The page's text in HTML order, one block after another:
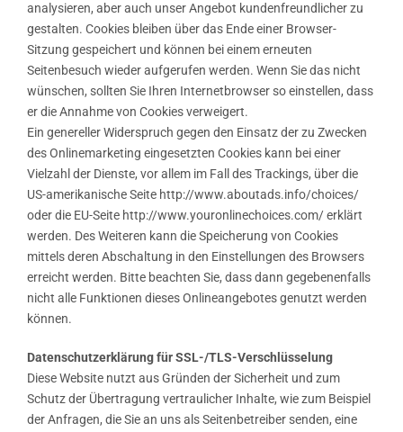
analysieren, aber auch unser Angebot kundenfreundlicher zu
gestalten. Cookies bleiben über das Ende einer Browser-
Sitzung gespeichert und können bei einem erneuten
Seitenbesuch wieder aufgerufen werden. Wenn Sie das nicht
wünschen, sollten Sie Ihren Internetbrowser so einstellen, dass
er die Annahme von Cookies verweigert.
Ein genereller Widerspruch gegen den Einsatz der zu Zwecken
des Onlinemarketing eingesetzten Cookies kann bei einer
Vielzahl der Dienste, vor allem im Fall des Trackings, über die
US-amerikanische Seite http://www.aboutads.info/choices/
oder die EU-Seite http://www.youronlinechoices.com/ erklärt
werden. Des Weiteren kann die Speicherung von Cookies
mittels deren Abschaltung in den Einstellungen des Browsers
erreicht werden. Bitte beachten Sie, dass dann gegebenenfalls
nicht alle Funktionen dieses Onlineangebotes genutzt werden
können.
Datenschutzerklärung für SSL-/TLS-Verschlüsselung
Diese Website nutzt aus Gründen der Sicherheit und zum
Schutz der Übertragung vertraulicher Inhalte, wie zum Beispiel
der Anfragen, die Sie an uns als Seitenbetreiber senden, eine